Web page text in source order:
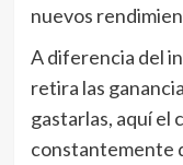
nuevos
A diferencia del
retira las
gastarlas, aquí el
constantemente